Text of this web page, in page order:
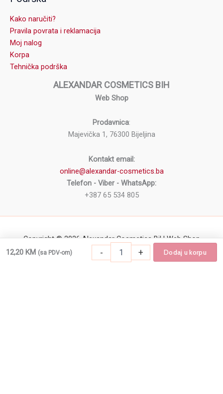
Kako naručiti?
Pravila povrata i reklamacija
Moj nalog
Korpa
Tehnička podrška
ALEXANDAR COSMETICS BIH
Web Shop
Prodavnica:
Majevička 1, 76300 Bijeljina
Kontakt email:
online@alexandar-cosmetics.ba
Telefon - Viber - WhatsApp:
+387 65 534 805
Copyright © 2026 Alexandar Cosmetics BiH Web Shop
12,20 KM (sa PDV-om) -
Hajlajter za lice i telo REVOLUTION PRO
+ Dodaj u korpu
Izaberi